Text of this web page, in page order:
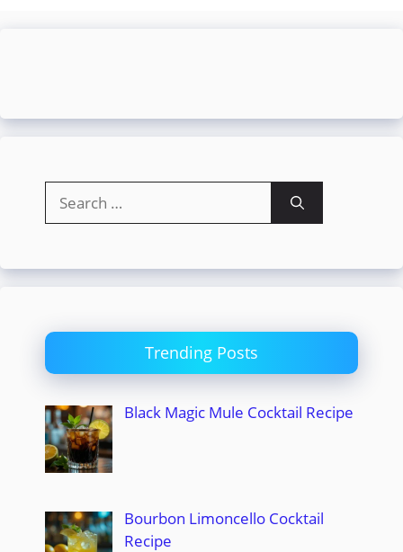
for:
Trending Posts
Black Magic Mule Cocktail Recipe
Bourbon Limoncello Cocktail
Recipe